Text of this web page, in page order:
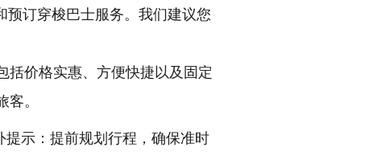
预订穿梭巴士服务。我们建议您
括价格实惠、方便快捷以及固定
。
示：提前规划行程，确保准时